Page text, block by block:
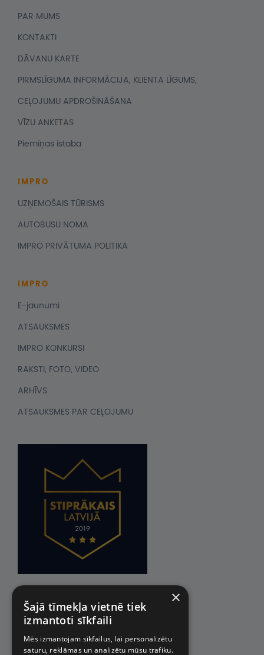
PAR MUMS
KONTAKTI
DĀVANU KARTE
PIRMSLĪGUMA INFORMĀCIJA, KLIENTA LĪGUMS,
CEĻOJUMU APDROŠINĀŠANA
VĪZU ANKETAS
Piemiņas istaba
IMPRO
UZŅEMOŠAIS TŪRISMS
AUTOBUSU NOMA
IMPRO PRIVĀTUMA POLITIKA
IMPRO
E-jaunumi
ATSAUKSMES
IMPRO KONKURSI
RAKSTI, FOTO, VIDEO
ARHĪVS
ATSAUKSMES PAR CEĻOJUMU
×
Šajā tīmekļa vietnē tiek
izmantoti sīkfaili
Mēs izmantojam sīkfailus, lai personalizētu
saturu, reklāmas un analizētu mūsu trafiku.